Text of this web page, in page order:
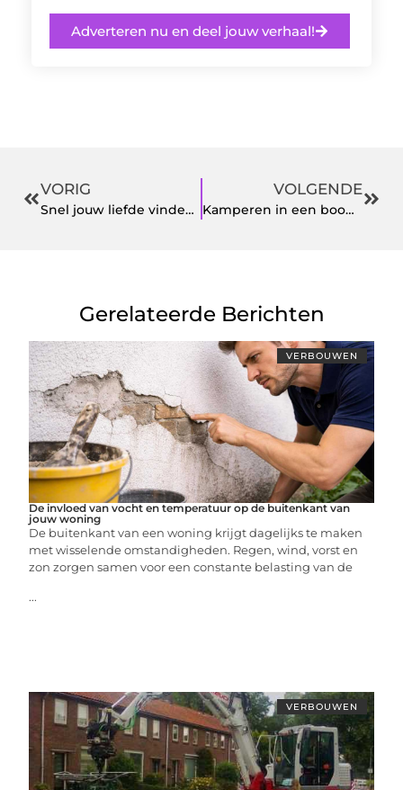
Adverteren nu en deel jouw verhaal!
VORIG
Snel jouw liefde vinden met Search4Love
VOLGENDE
Kamperen in een boomhut
Gerelateerde Berichten
VERBOUWEN
De invloed van vocht en temperatuur op de buitenkant van
jouw woning
De buitenkant van een woning krijgt dagelijks te maken
met wisselende omstandigheden. Regen, wind, vorst en
zon zorgen samen voor een constante belasting van de
...
VERBOUWEN